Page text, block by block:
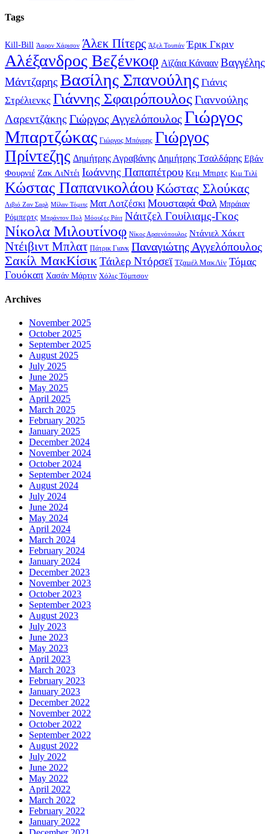
Tags
Kill-Bill Άαρον Χάρισον Άλεκ Πίτερς Άξελ Τουπάν Έρικ Γκριν
Αλέξανδρος Βεζένκοφ Αϊζάια Κάνααν Βαγγέλης
Μάντζαρης Βασίλης Σπανούλης Γιάνις
Στρέλιενκς Γιάννης ΣφαιρόπουλοςΓιαννούλης
Λαρεντζάκης Γιώργος ΑγγελόπουλοςΓιώργος
Μπαρτζώκας Γιώργος Μπόγρης Γιώργος
Πρίντεζης Δημήτρης Αγραβάνης Δημήτρης Τσαλδάρης Εβάν
Φουρνιέ Ζακ ΛιΝτέι Ιωάννης Παπαπέτρου Κεμ Μπιρτς Κιμ Τιλί
Κώστας Παπανικολάου Κώστας Σλούκας
Λιβιό Ζαν Σαρλ Μίλαν Τόμιτς Ματ Λοτζέσκι Μουσταφά Φαλ Μπράιαν
Ρόμπερτς Μπράντον Πολ Μόουζες Ράιτ Νάιτζελ Γουίλιαμς-Γκος
Νίκολα Μιλουτίνοφ Νίκος Αρσενόπουλος Ντάνιελ Χάκετ
Ντέιβιντ Μπλατ Πάτρικ Γιανκ Παναγιώτης Αγγελόπουλος
Σακίλ ΜακΚίσικ Τάιλερ Ντόρσεϊ Τζαμέλ ΜακΛίν Τόμας
Γουόκαπ Χασάν Μάρτιν Χόλις Τόμπσον
Archives
November 2025
October 2025
September 2025
August 2025
July 2025
June 2025
May 2025
April 2025
March 2025
February 2025
January 2025
December 2024
November 2024
October 2024
September 2024
August 2024
July 2024
June 2024
May 2024
April 2024
March 2024
February 2024
January 2024
December 2023
November 2023
October 2023
September 2023
August 2023
July 2023
June 2023
May 2023
April 2023
March 2023
February 2023
January 2023
December 2022
November 2022
October 2022
September 2022
August 2022
July 2022
June 2022
May 2022
April 2022
March 2022
February 2022
January 2022